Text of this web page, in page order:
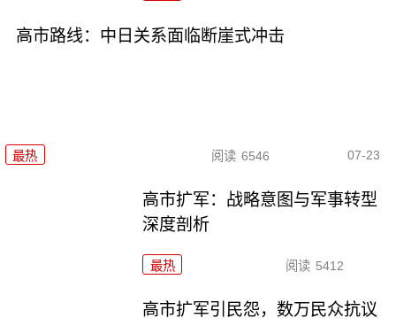
高市路线：中日关系面临断崖式冲击
最热 阅读 6546 07-23
高市扩军：战略意图与军事转型
深度剖析
最热 阅读 5412
高市扩军引民怨，数万民众抗议